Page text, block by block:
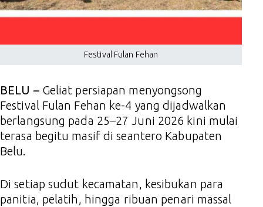
Festival Fulan Fehan
BELU – Geliat persiapan menyongsong
Festival Fulan Fehan ke-4 yang dijadwalkan
berlangsung pada 25–27 Juni 2026 kini mulai
terasa begitu masif di seantero Kabupaten
Belu.
Di setiap sudut kecamatan, kesibukan para
panitia, pelatih, hingga ribuan penari massal